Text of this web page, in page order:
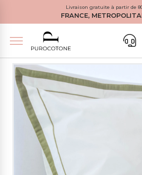
Livraison gratuite à partir de
FRANCE,